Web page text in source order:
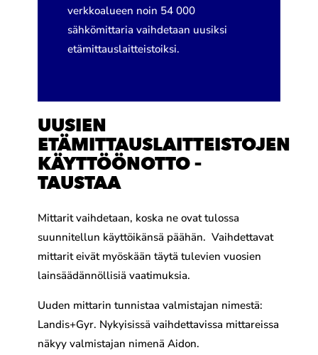
verkkoalueen noin 54 000
sähkömittaria vaihdetaan uusiksi
etämittauslaitteistoiksi.
UUSIEN
ETÄMITTAUSLAITTEISTOJEN
KÄYTTÖÖNOTTO –
TAUSTAA
Mittarit vaihdetaan, koska ne ovat tulossa
suunnitellun käyttöikänsä päähän. Vaihdettavat
mittarit eivät myöskään täytä tulevien vuosien
lainsäädännöllisiä vaatimuksia.
Uuden mittarin tunnistaa valmistajan nimestä:
Landis+Gyr. Nykyisissä vaihdettavissa mittareissa
näkyy valmistajan nimenä Aidon.